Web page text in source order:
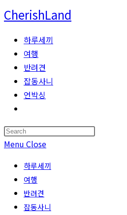
Skip
to
content
CherishLand
하루세끼
여행
반려견
잡동사니
언박싱
search
Press
Menu Close
하루세끼
여행
반려견
잡동사니